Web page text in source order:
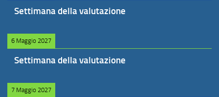
Settimana della valutazione
6 Maggio 2027
Settimana della valutazione
7 Maggio 2027